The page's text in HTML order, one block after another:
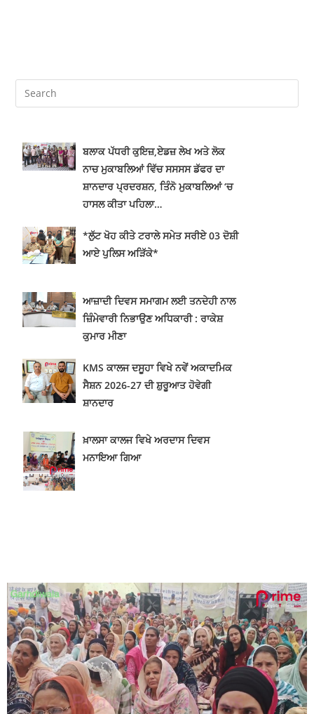
ਬਲਾਕ ਪੱਧਰੀ ਕੁਇਜ਼,ਏਡਜ਼ ਲੇਖ ਅਤੇ ਲੋਕ
*ਲੁੱਟ ਖੋਹ ਕੀਤੇ ਟਰਾਲੇ ਸਮੇਤ ਸਰੀਏ 03 ਦੋਸ਼ੀ
ਆਏ ਪੁਲਿਸ ਅੜਿੱਕੇ*
ਆਜ਼ਾਦੀ ਦਿਵਸ ਸਮਾਗਮ ਲਈ ਤਨਦੇਹੀ ਨਾਲ
ਜ਼ਿੰਮੇਵਾਰੀ ਨਿਭਾਉਣ ਅਧਿਕਾਰੀ : ਰਾਕੇਸ਼
KMS ਕਾਲਜ ਦਸੂਹਾ ਵਿਖੇ ਨਵੇਂ ਅਕਾਦਮਿਕ
ਸੈਸ਼ਨ 2026-27 ਦੀ ਸ਼ੁਰੂਆਤ ਹੋਵੇਗੀ
ਸ਼ਾਨਦਾਰ
ਖ਼ਾਲਸਾ ਕਾਲਜ ਵਿਖੇ ਅਰਦਾਸ ਦਿਵਸ
ਮਨਾਇਆ ਗਿਆ
ਬਾਬਾ ਦੀਪ ਸਿੰਘ ਸੇਵਾ ਦਲ ਐਡ ਵੈਲਫੇਅਰ ਸੋਸਾਇਟੀ ਗੜ੍ਹਦੀਵਾਲਾ ਵਲੋਂ 100 ਵਾਂ ਮਹੀਨਾਵਾਰ ਰਾਸ਼ਨ ਵੰਡ ਸਮਾਰੋਹ ਕਰਵਾਇਆ
2 years ago